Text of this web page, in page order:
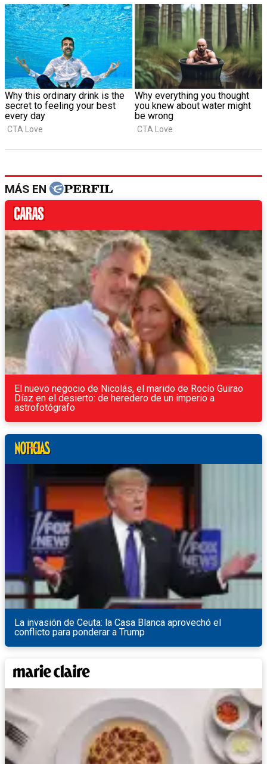
MÁS EN
El nuevo negocio de Nicolás, el marido de Rocío Guirao
Díaz en el desierto: de heredero de un imperio a
astrofotógrafo
La invasión de Ceuta: la Casa Blanca aprovechó el
conflicto para ponderar a Trump